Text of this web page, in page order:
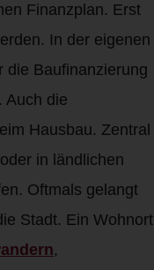
Finanzplan. Erst
In der eigenen
die Baufinanzierung
Auch die
Hausbau. Zentral
in ländlichen
Oftmals gelangt
Stadt. Ein Wohnort
,